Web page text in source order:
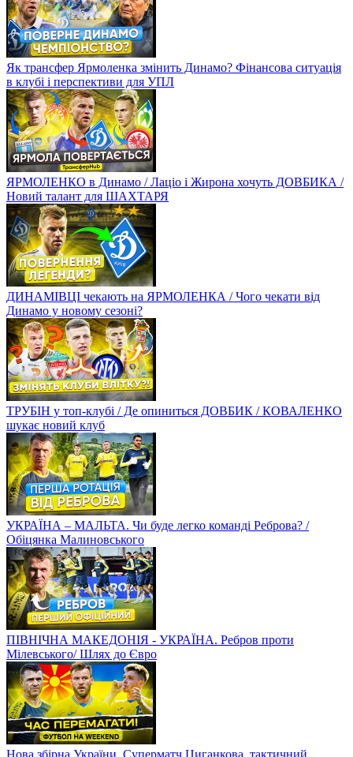
Як трансфер Ярмоленка змінить Динамо? Фінансова ситуація
в клубі і перспективи для УПЛ
ЯРМОЛЕНКО в Динамо / Лаціо і Жирона хочуть ДОВБИКА /
Новий талант для ШАХТАРЯ
ДИНАМІВЦІ чекають на ЯРМОЛЕНКА / Чого чекати від
Динамо у новому сезоні?
ТРУБІН у топ-клубі / Де опиниться ДОВБИК / КОВАЛЕНКО
шукає новий клуб
УКРАЇНА – МАЛЬТА. Чи буде легко команді Реброва? /
Обіцянка Малиновського
ПІВНІЧНА МАКЕДОНІЯ - УКРАЇНА. Ребров проти
Мілевського/ Шлях до Євро
Нова збірна України. Суперматч Циганкова, тактичний